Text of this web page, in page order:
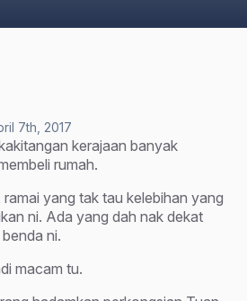
7th, 2017
kerajaan banyak
rumah.
yang tak tau kelebihan yang
ni. Ada yang dah nak dekat
ni.
macam tu.